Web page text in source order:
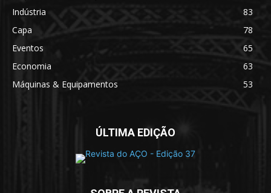
Indústria
83
Capa
78
Eventos
65
Economia
63
Máquinas & Equipamentos
53
ÚLTIMA EDIÇÃO